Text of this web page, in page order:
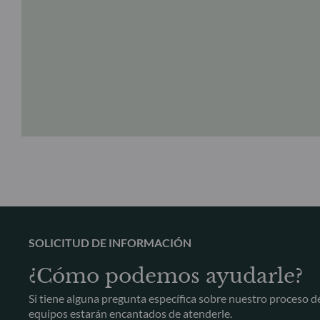
SOLICITUD DE INFORMACIÓN
¿Cómo podemos ayudarle?
Si tiene alguna pregunta específica sobre nuestro proceso
equipos estarán encantados de atenderle.